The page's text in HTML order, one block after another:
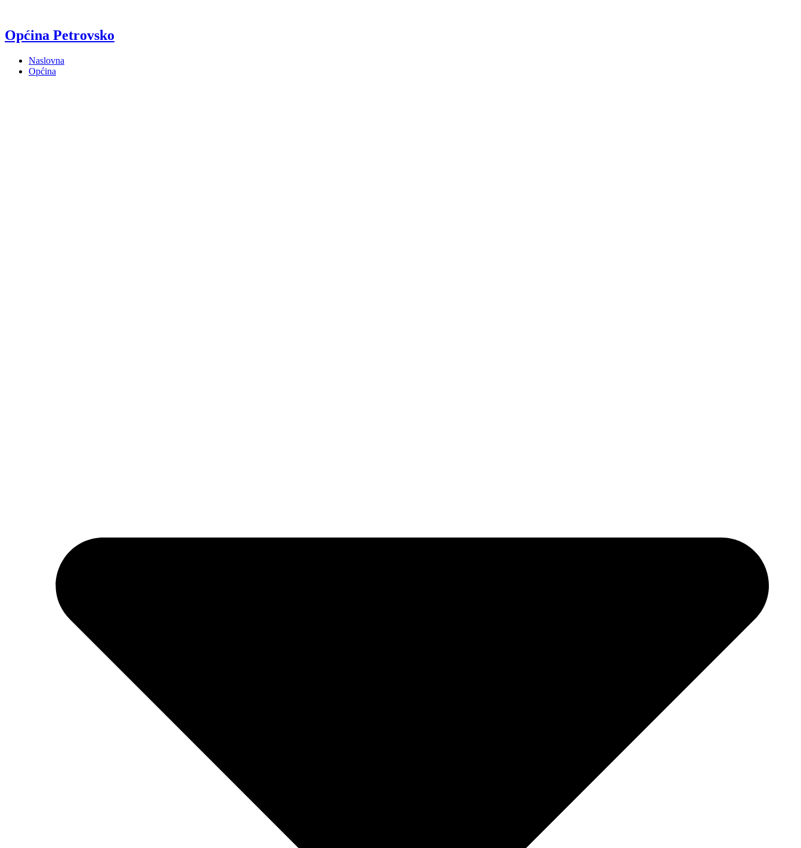
Općina Petrovsko
Naslovna
Općina